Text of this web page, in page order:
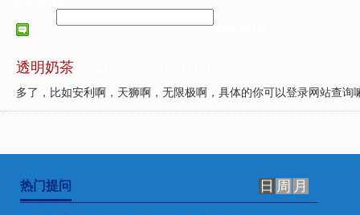
透明奶茶
多了，比如安利啊，天狮啊，无限极啊，具体的你可以登录网站查询
热门提问 日 周 月